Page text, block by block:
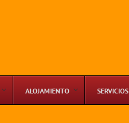
ALOJAMIENTO SERVICIOS